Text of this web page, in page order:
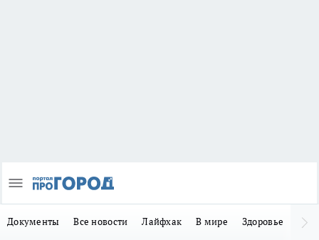
Документы Все новости Лайфхак В мире Здоровье